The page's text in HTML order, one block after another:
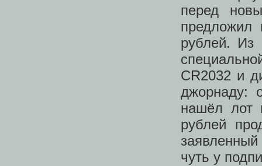
перед
рублей. Из
CR2032 и
джорнаду:
нашёл лот
рублей
чуть у